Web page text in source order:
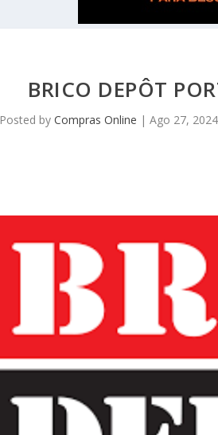
BRICO DEPÔT
Posted byCompras Online |Ago 27, 2024